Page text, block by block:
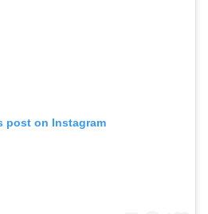
post on Instagram